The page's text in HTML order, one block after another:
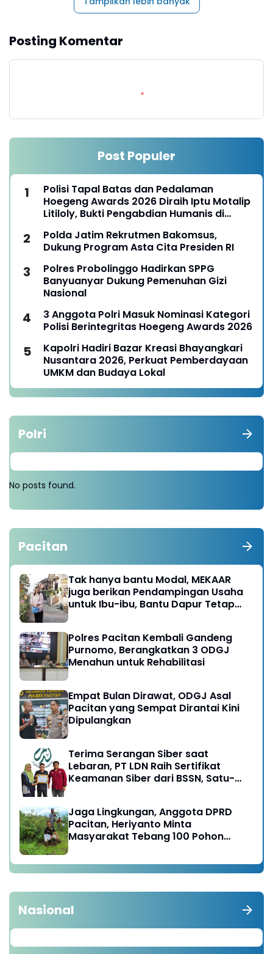
Posting Komentar
Post Populer
Polisi Tapal Batas dan Pedalaman
Hoegeng Awards 2026 Diraih Iptu Motalip
Litiloly, Bukti Pengabdian Humanis di
Polda Jatim Rekrutmen Bakomsus,
Dukung Program Asta Cita Presiden RI
Polres Probolinggo Hadirkan SPPG
Banyuanyar Dukung Pemenuhan Gizi
Nasional
3 Anggota Polri Masuk Nominasi Kategori
Polisi Berintegritas Hoegeng Awards 2026
Kapolri Hadiri Bazar Kreasi Bhayangkari
Nusantara 2026, Perkuat Pemberdayaan
UMKM dan Budaya Lokal
Polri
No posts found.
Pacitan
Tak hanya bantu Modal, MEKAAR
juga berikan Pendampingan Usaha
untuk Ibu-ibu, Bantu Dapur Tetap
Polres Pacitan Kembali Gandeng
Purnomo, Berangkatkan 3 ODGJ
Menahun untuk Rehabilitasi
Empat Bulan Dirawat, ODGJ Asal
Pacitan yang Sempat Dirantai Kini
Dipulangkan
Terima Serangan Siber saat
Lebaran, PT LDN Raih Sertifikat
Keamanan Siber dari BSSN, Satu-
Jaga Lingkungan, Anggota DPRD
Pacitan, Heriyanto Minta
Masyarakat Tebang 100 Pohon
Nasional